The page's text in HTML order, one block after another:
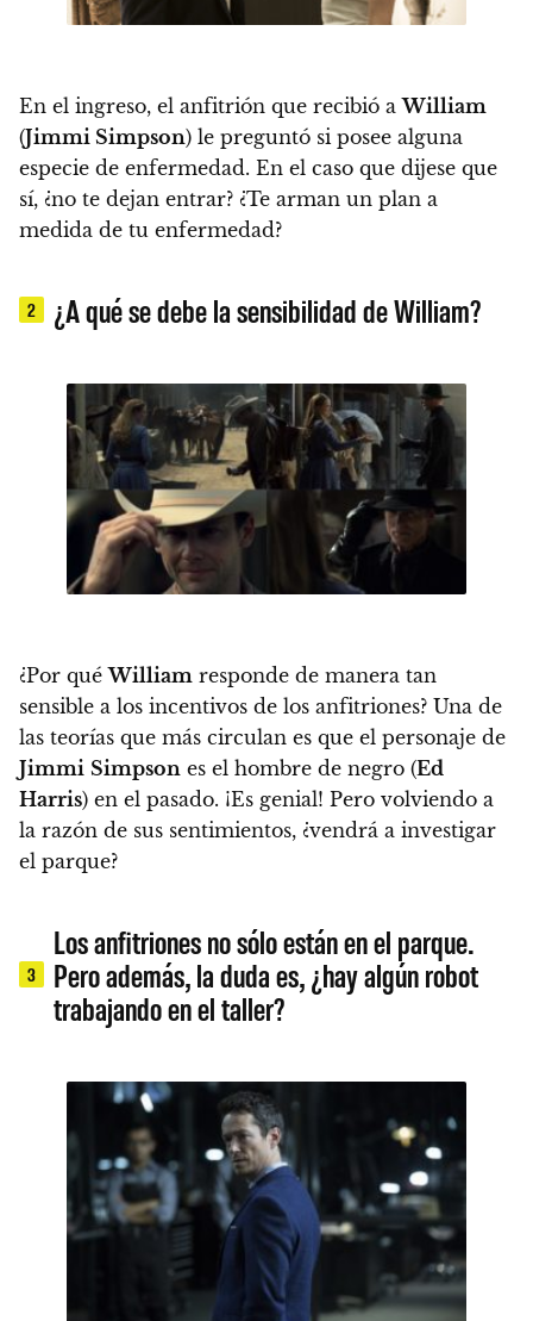
En el ingreso, el anfitrión que recibió aWilliam
(Jimmi Simpson) le preguntó si posee alguna
especie de enfermedad. En el caso que dijese que
sí, ¿no te dejan entrar? ¿Te arman un plan a
medida de tu enfermedad?
2 ¿A qué se debe la sensibilidad de William?
¿Por quéWilliam responde de manera tan
sensible a los incentivos de los anfitriones? Una de
las teorías que más circulan es que el personaje de
Jimmi Simpson es el hombre de negro (Ed
Harris) en el pasado. ¡Es genial! Pero volviendo a
la razón de sus sentimientos, ¿vendrá a investigar
el parque?
3
Los anfitriones no sólo están en el parque.
Pero además, la duda es, ¿hay algún robot
trabajando en el taller?